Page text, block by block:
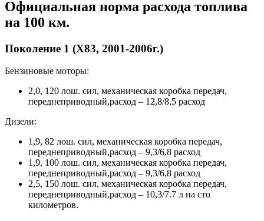
Официальная норма расхода топлива
на 100 км.
Поколение 1 (X83, 2001-2006г.)
Бензиновые моторы:
2,0, 120 лош. сил, механическая коробка передач,
переднеприводный,расход – 12,8/8,5 расход
Дизели:
1,9, 82 лош. сил, механическая коробка передач,
переднеприводный,расход – 9,3/6,8 расход
1,9, 100 лош. сил, механическая коробка передач,
переднеприводный,расход – 9,3/6,8 расход
2,5, 150 лош. сил, механическая коробка передач,
переднеприводный,расход – 10,3/7.7 л на сто
километров.